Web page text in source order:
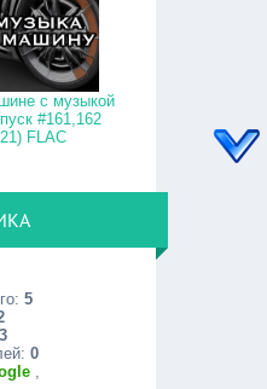
с музыкой
#161,162
FLAC
5
3
0
,